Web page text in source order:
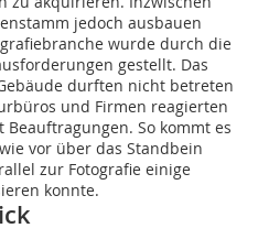
jedoch ausbauen
wurde durch die
gestellt. Das
durften nicht betreten
und Firmen reagierten
So kommt es
vor über das Standbein
zur Fotografie einige
konnte.